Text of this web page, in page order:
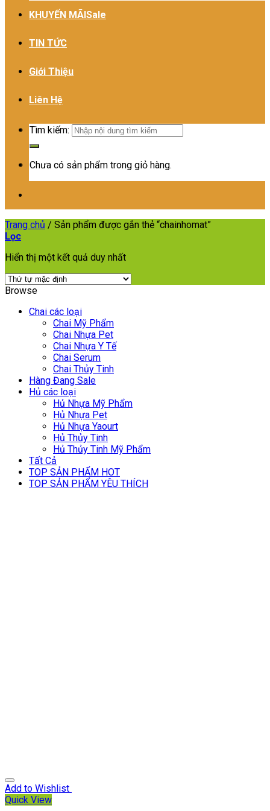
KHUYẾN MÃI
TIN TỨC
Giới Thiệu
Liên Hệ
Tìm kiếm:
Chưa có sản phẩm trong giỏ hàng.
Trang chủ / Sản phẩm được gắn thẻ “chainhomat”
Lọc
Hiển thị một kết quả duy nhất
Browse
Chai các loại
Chai Mỹ Phẩm
Chai Nhựa Pet
Chai Nhựa Y Tế
Chai Serum
Chai Thủy Tinh
Hàng Đang Sale
Hủ các loại
Hủ Nhựa Mỹ Phẩm
Hủ Nhựa Pet
Hủ Nhựa Yaourt
Hủ Thủy Tinh
Hủ Thủy Tinh Mỹ Phẩm
Tất Cả
TOP SẢN PHẨM HOT
TOP SẢN PHẨM YÊU THÍCH
Add to Wishlist
Quick View